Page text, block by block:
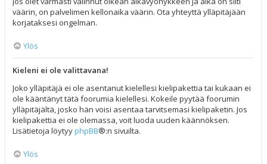
väärin, on palvelimen kellonaika väärin. Ota yhteyttä ylläpitäjään
korjataksesi ongelman.
Ylös
Kieleni ei ole valittavana!
Joko ylläpitäjä ei ole asentanut kielellesi kielipakettia tai kukaan ei
ole kääntänyt tätä foorumia kielellesi. Kokeile pyytää foorumin
ylläpitäjältä, josko hän voisi asentaa tarvitsemasi kielipaketin. Jos
kielipakettia ei ole olemassa, voit luoda uuden käännöksen.
Lisätietoja löytyyphpBB®:n sivuilta.
Ylös